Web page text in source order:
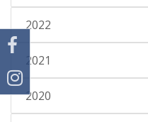
2022
2021
2020